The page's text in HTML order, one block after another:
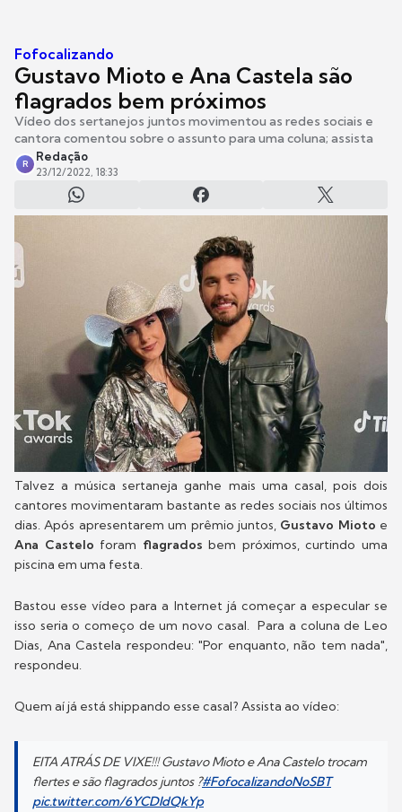
Fofocalizando
Gustavo Mioto e Ana Castela são
flagrados bem próximos
Vídeo dos sertanejos juntos movimentou as redes sociais e
cantora comentou sobre o assunto para uma coluna; assista
R
Redação
23/12/2022, 18:33
Talvez a música sertaneja ganhe mais uma casal, pois dois
cantores movimentaram bastante as redes sociais nos últimos
dias. Após apresentarem um prêmio juntos, Gustavo Mioto e
Ana Castelo foram flagrados bem próximos, curtindo uma
piscina em uma festa.
Bastou esse vídeo para a Internet já começar a especular se
isso seria o começo de um novo casal. Para a coluna de Leo
Dias, Ana Castela respondeu: "Por enquanto, não tem nada",
respondeu.
Quem aí já está shippando esse casal? Assista ao vídeo:
EITA ATRÁS DE VIXE!!! Gustavo Mioto e Ana Castelo trocam
flertes e são flagrados juntos ?#FofocalizandoNoSBT
pic.twitter.com/6YCDIdQkYp